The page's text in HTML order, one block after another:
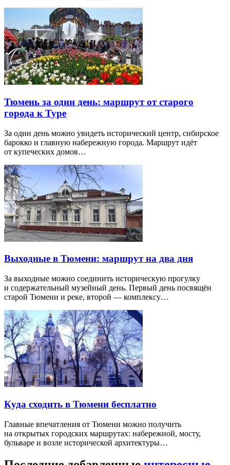
Тюмень за один день: маршрут от старого
города к Туре
За один день можно увидеть исторический центр, сибирское
барокко и главную набережную города. Маршрут идёт
от купеческих домов…
Выходные в Тюмени: маршрут на два дня
За выходные можно соединить историческую прогулку
и содержательный музейный день. Первый день посвящён
старой Тюмени и реке, второй — комплексу…
Куда сходить в Тюмени бесплатно
Главные впечатления от Тюмени можно получить
на открытых городских маршрутах: набережной, мосту,
бульваре и возле исторической архитектуры…